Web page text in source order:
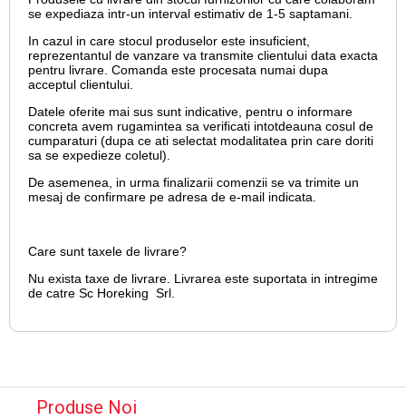
se expediaza intr-un interval estimativ de 1-5 saptamani.
In cazul in care stocul produselor este insuficient,
reprezentantul de vanzare va transmite clientului data exacta
pentru livrare. Comanda este procesata numai dupa
acceptul clientului.
Datele oferite mai sus sunt indicative, pentru o informare
concreta avem rugamintea sa verificati intotdeauna cosul de
cumparaturi (dupa ce ati selectat modalitatea prin care doriti
sa se expedieze coletul).
De asemenea, in urma finalizarii comenzii se va trimite un
mesaj de confirmare pe adresa de e-mail indicata.
Care sunt taxele de livrare?
Nu exista taxe de livrare. Livrarea este suportata in intregime
de catre Sc Horeking Srl.
Produse Noi